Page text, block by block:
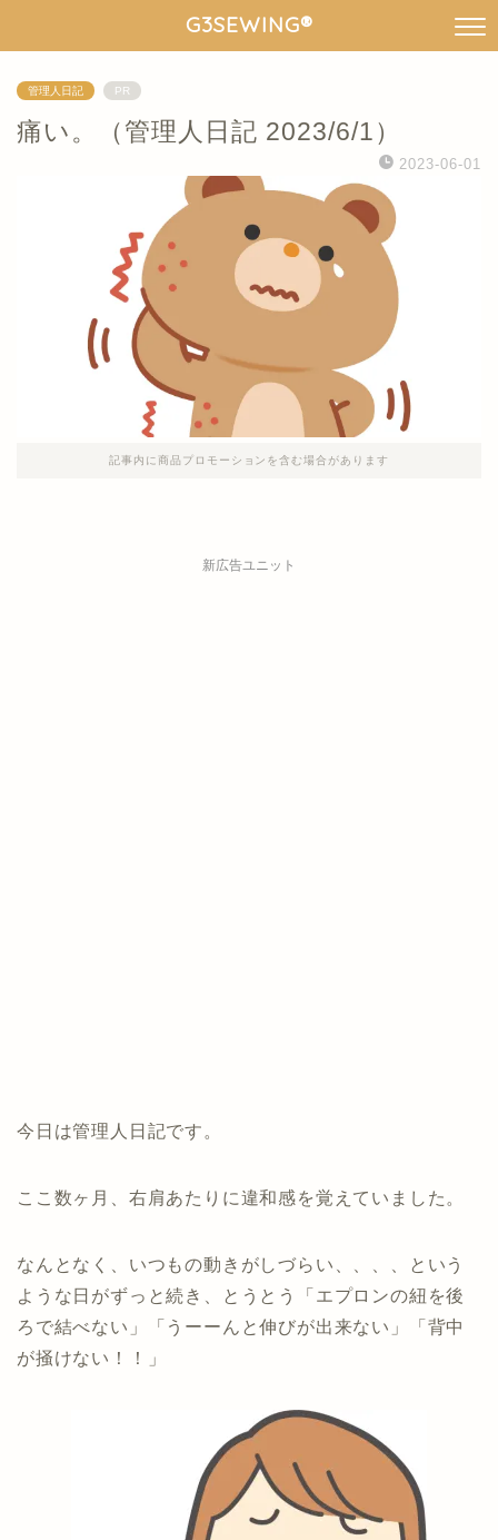
G3SEWING®︎
管理人日記 PR
痛い。（管理人日記 2023/6/1）
2023-06-01
記事内に商品プロモーションを含む場合があります
新広告ユニット
今日は管理人日記です。
ここ数ヶ月、右肩あたりに違和感を覚えていました。
なんとなく、いつもの動きがしづらい、、、、という
ような日がずっと続き、とうとう「エプロンの紐を後
ろで結べない」「うーーんと伸びが出来ない」「背中
が掻けない！！」